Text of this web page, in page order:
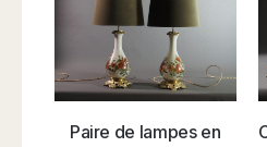
Paire de lampes en